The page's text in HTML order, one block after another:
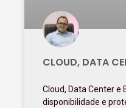
CLOUD, DATA
Cloud, Data Center e
disponibilidade e